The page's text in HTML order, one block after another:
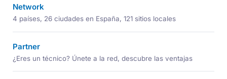
Network
4 países, 26 ciudades en España, 121 sitios locales
Partner
¿Eres un técnico? Únete a la red, descubre las ventajas